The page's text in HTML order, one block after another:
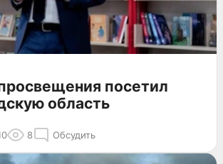
посетил
область
8 Обсудить